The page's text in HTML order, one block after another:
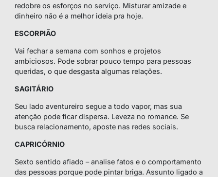
redobre os esforços no serviço. Misturar amizade e
dinheiro não é a melhor ideia pra hoje.
ESCORPIÃO
Vai fechar a semana com sonhos e projetos
ambiciosos. Pode sobrar pouco tempo para pessoas
queridas, o que desgasta algumas relações.
SAGITÁRIO
Seu lado aventureiro segue a todo vapor, mas sua
atenção pode ficar dispersa. Leveza no romance. Se
busca relacionamento, aposte nas redes sociais.
CAPRICÓRNIO
Sexto sentido afiado – analise fatos e o comportamento
das pessoas porque pode pintar briga. Assunto ligado a